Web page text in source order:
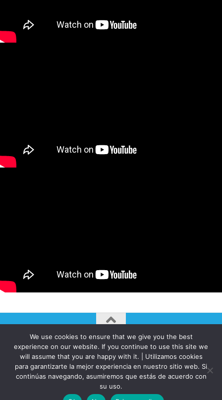
AUTOGIRO/el giro del arte actual © JAVIER MARTINEZ 2026. All
Rights Reserved.
Funciona con - Diseñado con elTema Hueman
We use cookies to ensure that we give you the best
experience on our website. If you continue to use this site we
will assume that you are happy with it. | Utilizamos cookies
para garantizarte la mejor experiencia en nuestro sitio web. Si
continúas navegando, asumiremos que estás de acuerdo con
su uso.